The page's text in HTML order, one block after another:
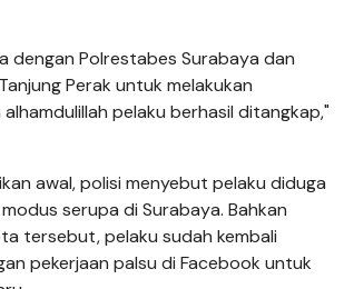
dengan Polrestabes Surabaya dan
Perak untuk melakukan
pelaku berhasil ditangkap,"
awal, polisi menyebut pelaku diduga
serupa di Surabaya. Bahkan
tersebut, pelaku sudah kembali
pekerjaan palsu di Facebook untuk